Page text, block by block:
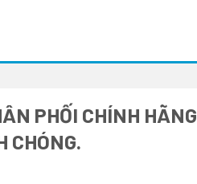
PHỐI CHÍNH
CHÓNG.